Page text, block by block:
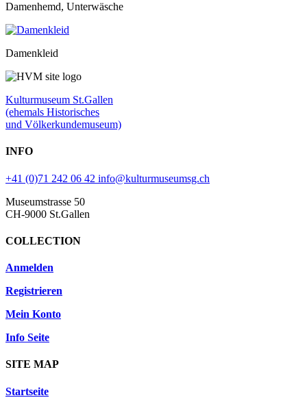
Damenhemd, Unterwäsche
Damenkleid
Kulturmuseum St.Gallen
(ehemals Historisches
und Völkerkundemuseum)
INFO
+41 (0)71 242 06 42 info@kulturmuseumsg.ch
Museumstrasse 50
CH-9000 St.Gallen
COLLECTION
Anmelden
Registrieren
Mein Konto
Info Seite
SITE MAP
Startseite